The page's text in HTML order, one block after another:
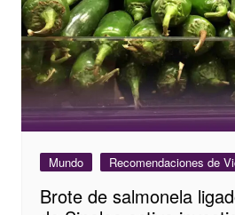
Mundo Recomendaciones de
Brote de salmonela